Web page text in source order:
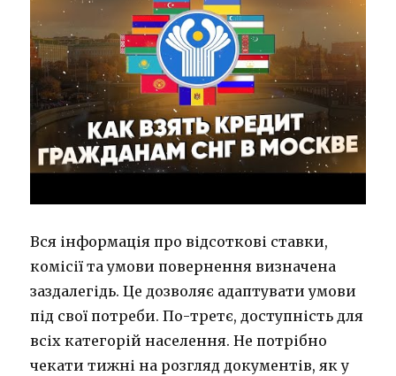
Вся інформація про відсоткові ставки,
комісії та умови повернення визначена
заздалегідь. Це дозволяє адаптувати умови
під свої потреби. По-третє, доступність для
всіх категорій населення. Не потрібно
чекати тижні на розгляд документів, як у